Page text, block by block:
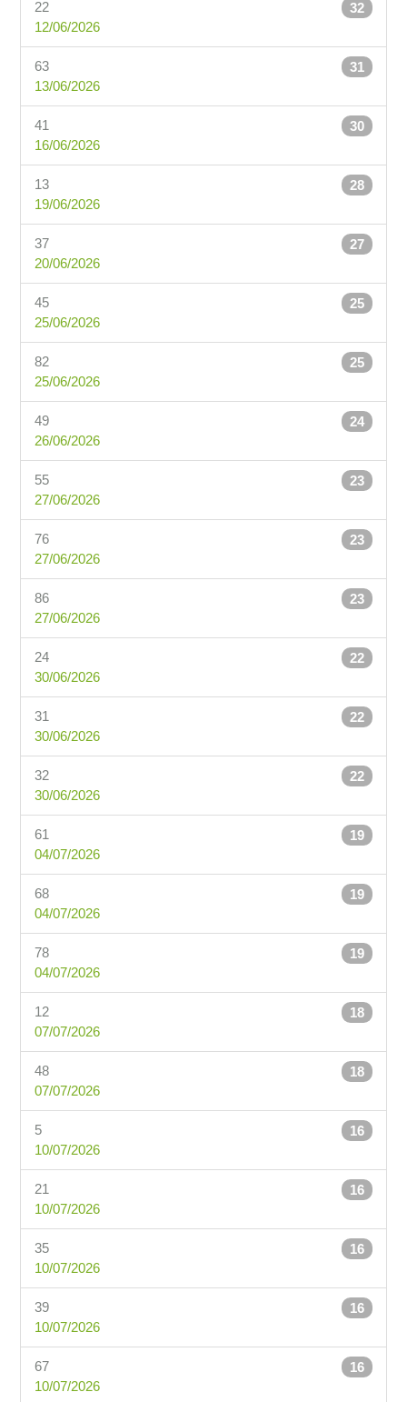
32
22
12/06/2026
31
63
13/06/2026
30
41
16/06/2026
28
13
19/06/2026
27
37
20/06/2026
25
45
25/06/2026
25
82
25/06/2026
24
49
26/06/2026
23
55
27/06/2026
23
76
27/06/2026
23
86
27/06/2026
22
24
30/06/2026
22
31
30/06/2026
22
32
30/06/2026
19
61
04/07/2026
19
68
04/07/2026
19
78
04/07/2026
18
12
07/07/2026
18
48
07/07/2026
16
5
10/07/2026
16
21
10/07/2026
16
35
10/07/2026
16
39
10/07/2026
16
67
10/07/2026